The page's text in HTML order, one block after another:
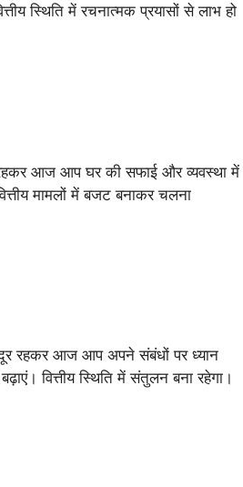
स्थिति में रचनात्मक प्रयासों से लाभ हो
आज आप घर की सफाई और व्यवस्था में
मामलों में बजट बनाकर चलना
रहकर आज आप अपने संबंधों पर ध्यान
वित्तीय स्थिति में संतुलन बना रहेगा।